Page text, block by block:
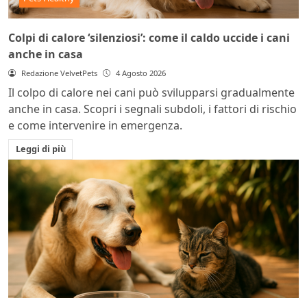
Colpi di calore ‘silenziosi’: come il caldo uccide i cani
anche in casa
Redazione VelvetPets 4 Agosto 2026
Il colpo di calore nei cani può svilupparsi gradualmente
anche in casa. Scopri i segnali subdoli, i fattori di rischio
e come intervenire in emergenza.
Leggi di più